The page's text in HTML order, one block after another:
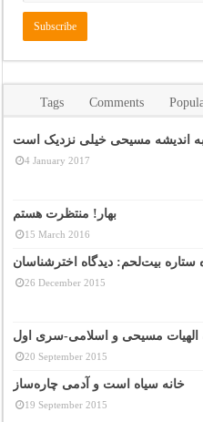
Comments
Tags
اندیشه مسیحی خیلی نزدیک است
4 January 2017
بهار! منتظرت هستم
15 March 2016
ستاره بیت‌لحم: دیدگاه اخترشناسان
26 December 2015
الهیات مسیحی و اسلامی-سری اول
20 September 2015
خانه سیاه است و آدمی چاره‌ساز
19 September 2015